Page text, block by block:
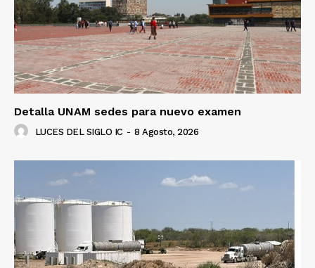
Luces
Del Siglo
Detalla UNAM sedes para nuevo examen
LUCES DEL SIGLO IC - 8 Agosto, 2026